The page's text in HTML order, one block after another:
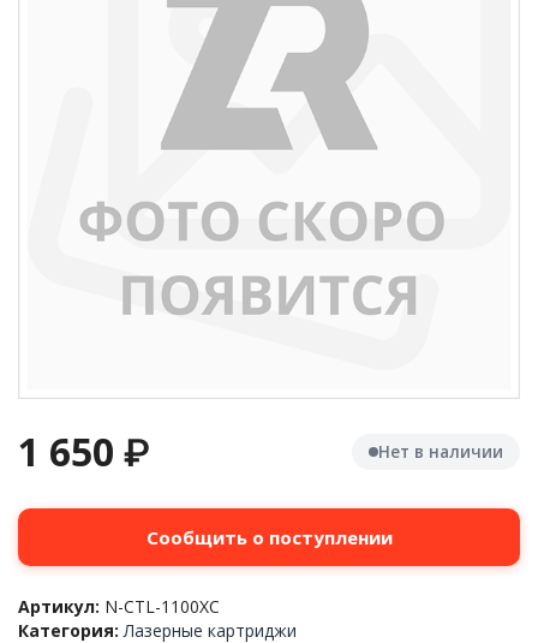
1 650 ₽ Нет в наличии
Сообщить о поступлении
Артикул: N-CTL-1100XC
Категория:Лазерные картриджи